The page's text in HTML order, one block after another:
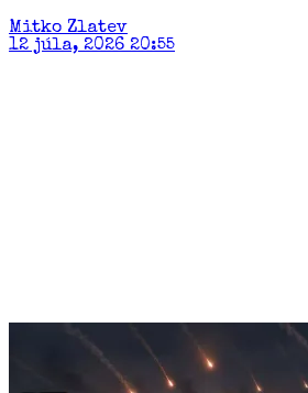
Mitko Zlatev
12 júla, 2026 20:55